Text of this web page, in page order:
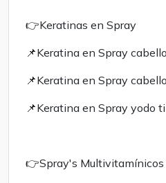
👉Keratinas en Spray
📌Keratina en Spray
📌Keratina en Spray
📌Keratina en Spray yodo
👉Spray's Multivitamínicos